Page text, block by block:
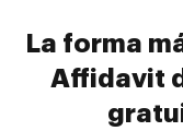
La forma
Affidavit